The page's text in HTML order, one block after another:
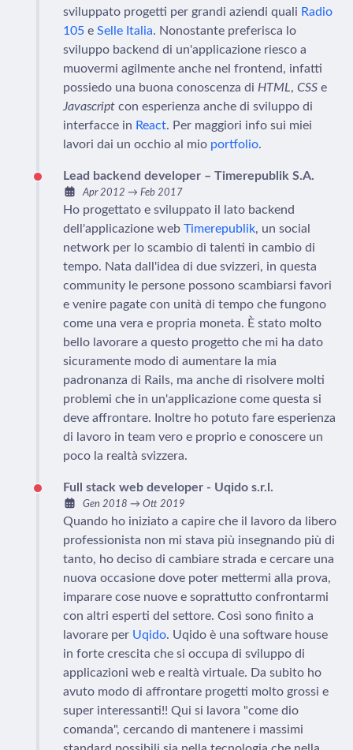
sviluppato progetti per grandi aziendi quali Radio
105 e Selle Italia. Nonostante preferisca lo
sviluppo backend di un'applicazione riesco a
muovermi agilmente anche nel frontend, infatti
possiedo una buona conoscenza di HTML, CSS e
Javascript con esperienza anche di sviluppo di
interfacce in React. Per maggiori info sui miei
lavori dai un occhio al mio portfolio.
Lead backend developer – Timerepublik S.A.
Apr 2012 → Feb 2017
Ho progettato e sviluppato il lato backend
dell'applicazione web Timerepublik, un social
network per lo scambio di talenti in cambio di
tempo. Nata dall'idea di due svizzeri, in questa
community le persone possono scambiarsi favori
e venire pagate con unità di tempo che fungono
come una vera e propria moneta. È stato molto
bello lavorare a questo progetto che mi ha dato
sicuramente modo di aumentare la mia
padronanza di Rails, ma anche di risolvere molti
problemi che in un'applicazione come questa si
deve affrontare. Inoltre ho potuto fare esperienza
di lavoro in team vero e proprio e conoscere un
poco la realtà svizzera.
Full stack web developer - Uqido s.r.l.
Gen 2018 → Ott 2019
Quando ho iniziato a capire che il lavoro da libero
professionista non mi stava più insegnando più di
tanto, ho deciso di cambiare strada e cercare una
nuova occasione dove poter mettermi alla prova,
imparare cose nuove e soprattutto confrontarmi
con altri esperti del settore. Così sono finito a
lavorare per Uqido. Uqido è una software house
in forte crescita che si occupa di sviluppo di
applicazioni web e realtà virtuale. Da subito ho
avuto modo di affrontare progetti molto grossi e
super interessanti!! Qui si lavora "come dio
comanda", cercando di mantenere i massimi